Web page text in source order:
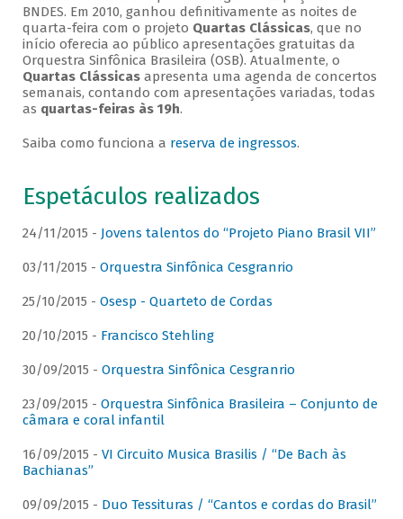
BNDES. Em 2010, ganhou definitivamente as noites de
quarta-feira com o projeto Quartas Clássicas, que no
início oferecia ao público apresentações gratuitas da
Orquestra Sinfônica Brasileira (OSB). Atualmente, o
Quartas Clássicasapresenta uma agenda de concertos
semanais, contando com apresentações variadas, todas
as quartas-feiras às 19h.
Saiba como funciona a reserva de ingressos.
Espetáculos realizados
24/11/2015 - Jovens talentos do “Projeto Piano Brasil VII”
03/11/2015 - Orquestra Sinfônica Cesgranrio
25/10/2015 - Osesp - Quarteto de Cordas
20/10/2015 - Francisco Stehling
30/09/2015 - Orquestra Sinfônica Cesgranrio
23/09/2015 - Orquestra Sinfônica Brasileira – Conjunto de
câmara e coral infantil
16/09/2015 - VI Circuito Musica Brasilis / “De Bach às
Bachianas”
09/09/2015 - Duo Tessituras / “Cantos e cordas do Brasil”